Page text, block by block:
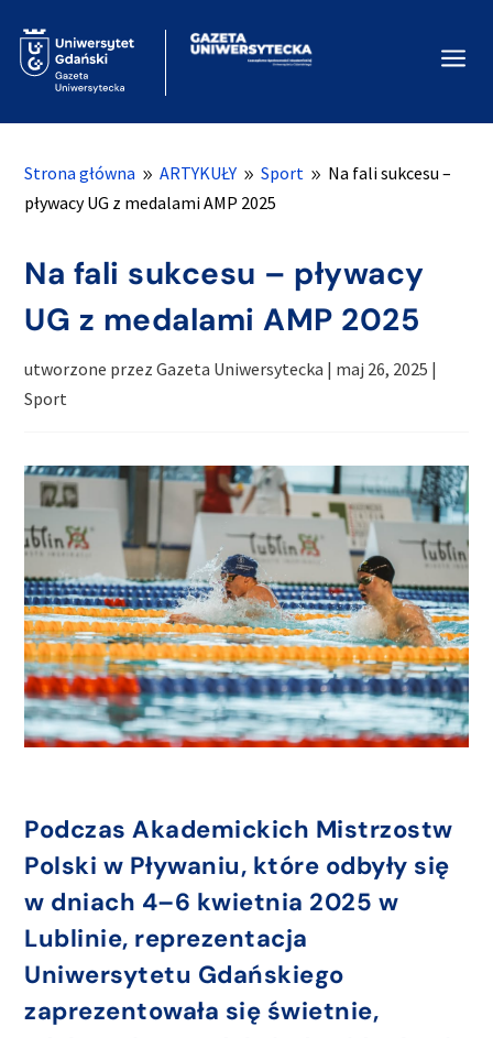
a
Strona główna 9 ARTYKUŁY 9 Sport 9 Na fali sukcesu –
pływacy UG z medalami AMP 2025
Na fali sukcesu – pływacy
UG z medalami AMP 2025
utworzone przezGazeta Uniwersytecka | maj 26, 2025 |
Sport
Podczas Akademickich Mistrzostw
Polski w Pływaniu, które odbyły się
w dniach 4–6 kwietnia 2025 w
Lublinie, reprezentacja
Uniwersytetu Gdańskiego
zaprezentowała się świetnie,